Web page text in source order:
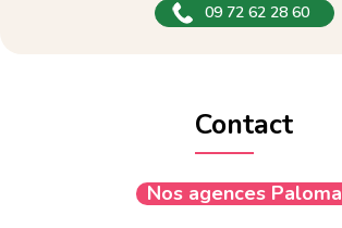
09 72 62 28 60
Contact
Nos agences Paloma